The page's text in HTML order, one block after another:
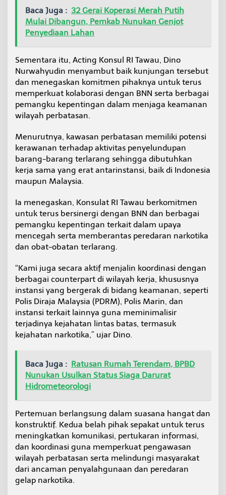
Baca Juga : 32 Gerai Koperasi Merah Putih
Mulai Dibangun, Pemkab Nunukan Genjot
Penyediaan Lahan
Sementara itu, Acting Konsul RI Tawau, Dino
Nurwahyudin menyambut baik kunjungan tersebut
dan menegaskan komitmen pihaknya untuk terus
memperkuat kolaborasi dengan BNN serta berbagai
pemangku kepentingan dalam menjaga keamanan
wilayah perbatasan.
Menurutnya, kawasan perbatasan memiliki potensi
kerawanan terhadap aktivitas penyelundupan
barang-barang terlarang sehingga dibutuhkan
kerja sama yang erat antarinstansi, baik di Indonesia
maupun Malaysia.
Ia menegaskan, Konsulat RI Tawau berkomitmen
untuk terus bersinergi dengan BNN dan berbagai
pemangku kepentingan terkait dalam upaya
mencegah serta memberantas peredaran narkotika
dan obat-obatan terlarang.
“Kami juga secara aktif menjalin koordinasi dengan
berbagai counterpart di wilayah kerja, khususnya
instansi yang bergerak di bidang keamanan, seperti
Polis Diraja Malaysia (PDRM), Polis Marin, dan
instansi terkait lainnya guna meminimalisir
terjadinya kejahatan lintas batas, termasuk
kejahatan narkotika,” ujar Dino.
Baca Juga : Ratusan Rumah Terendam, BPBD
Nunukan Usulkan Status Siaga Darurat
Hidrometeorologi
Pertemuan berlangsung dalam suasana hangat dan
konstruktif. Kedua belah pihak sepakat untuk terus
meningkatkan komunikasi, pertukaran informasi,
dan koordinasi guna memperkuat pengawasan
wilayah perbatasan serta melindungi masyarakat
dari ancaman penyalahgunaan dan peredaran
gelap narkotika.